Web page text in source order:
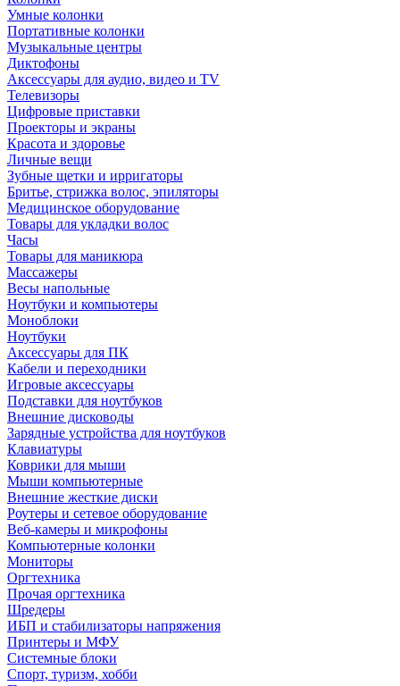
Умные колонки
Портативные колонки
Музыкальные центры
Диктофоны
Аксессуары для аудио, видео и TV
Телевизоры
Цифровые приставки
Проекторы и экраны
Красота и здоровье
Личные вещи
Зубные щетки и ирригаторы
Бритье, стрижка волос, эпиляторы
Медицинское оборудование
Товары для укладки волос
Часы
Товары для маникюра
Массажеры
Весы напольные
Ноутбуки и компьютеры
Моноблоки
Ноутбуки
Аксессуары для ПК
Кабели и переходники
Игровые аксессуары
Подставки для ноутбуков
Внешние дисководы
Зарядные устройства для ноутбуков
Клавиатуры
Коврики для мыши
Мыши компьютерные
Внешние жесткие диски
Роутеры и сетевое оборудование
Веб-камеры и микрофоны
Компьютерные колонки
Мониторы
Оргтехника
Прочая оргтехника
Шредеры
ИБП и стабилизаторы напряжения
Принтеры и МФУ
Системные блоки
Спорт, туризм, хобби